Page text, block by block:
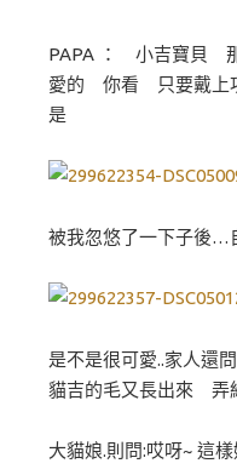
PAPA ： 小吉寶貝
愛的 你看 只要戴上
是
被我忽悠了一下子後…
是不是很可愛..家人還
貓吉的毛又長出來 弄
大貓娘.則問:哎呀~ 這